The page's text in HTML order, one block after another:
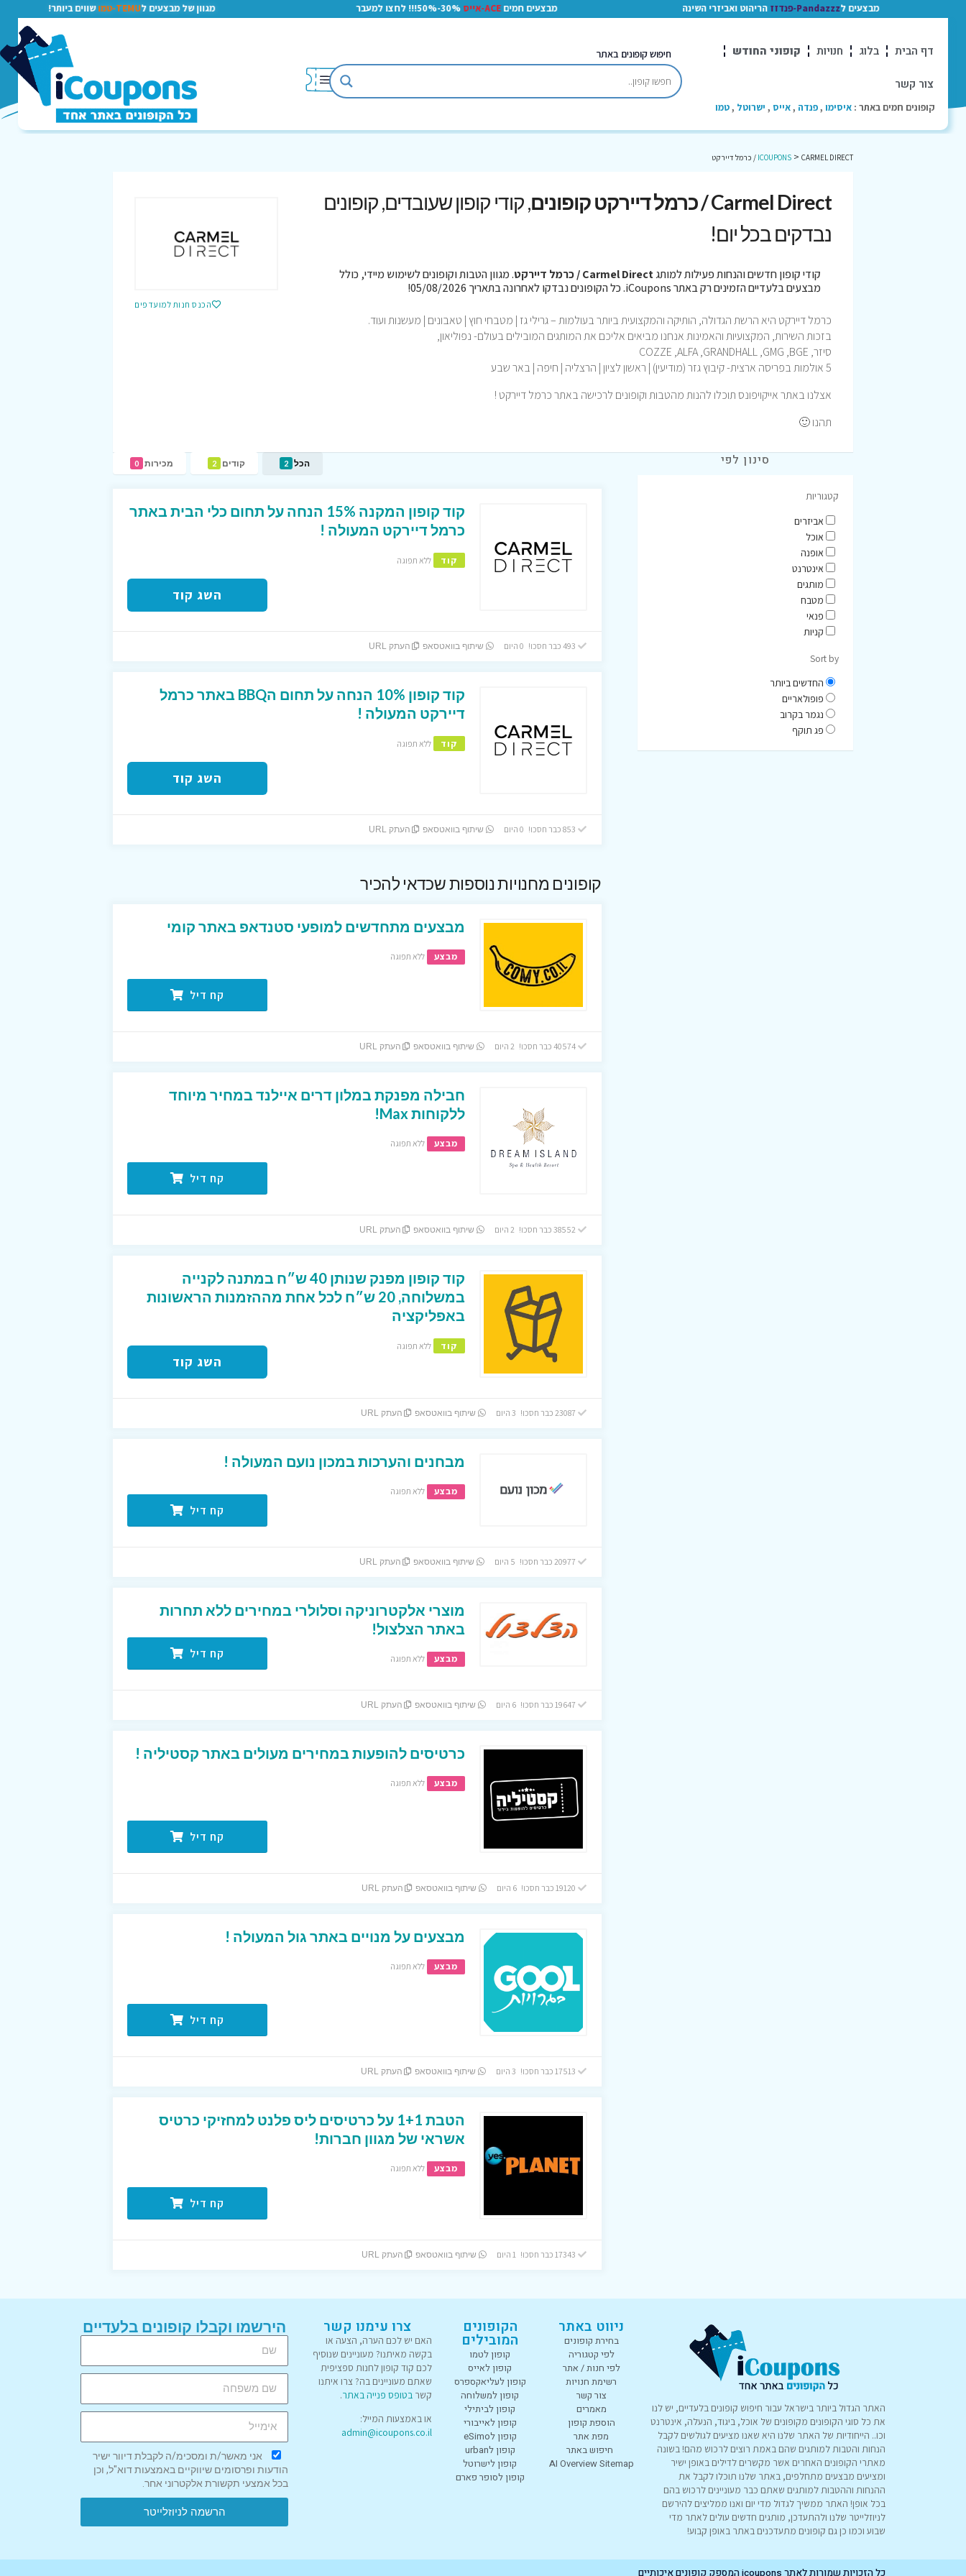
מבצעים לPandazzz-פנדזז הריהוט ואביזרי השינה מבצעים חמיםACE-אייס 30%-50%!!! לחצו למעבר מגוון של מבצעים לTEMU-טמו שווים ביותר!
דף הבית בלוג חנויות קופוני החודש
צור קשר
קופונים חמים באתר : איסימו ,פנדה ,אייס , ישרוטל ,טמו
חיפוש קופונים באתר
ICOUPONS > CARMEL DIRECT / כרמל דיירקט
הכנס חנות למועדפים
Carmel Direct / כרמל דיירקט קופונים
, קודי קופון שעובדים, קופונים
נבדקים בכל יום!
קודי קופון חדשים והנחות פעילות למותגCarmel Direct / כרמל דיירקט
. מגוון הטבות וקופונים לשימוש מיידי, כולל
מבצעים בלעדיים הזמינים רק באתר iCoupons. כל הקופונים נבדקו לאחרונה בתאריך 05/08/2026!
כרמל דיירקט היא הרשת הגדולה, הותיקה והמקצועית ביותר בעולמות – גרילי גז | מטבחי חוץ | טאבונים | מעשנות ועוד.
בזכות השירות, המקצועיות והאמינות אנחנו מביאים אליכם את המותגים המובילים בעולם- נפוליאון,
סיזר, BGE
,
GMG
,
GRANDHALL
,
ALFA
,
COZZE
5 אולמות בפריסה ארצית- קיבוץ גזר (מודיעין) | ראשון לציון | הרצליה | חיפה | באר שבע
אצלנו באתר אייקויפונס תוכלו להנות מהטבות וקופונים לרכישה באתר כרמל דיירקט !
תהנו 🙂
הכל 2 קודים 2 מכירות 0
קוד קופון המקנה 15% הנחה על תחום כלי הבית באתר
כרמל דיירקט המעולה !
קוד ללא תפוגה
השג קוד
שיתוף בוואטסאפ העתק URL
קוד קופון 10% הנחה על תחום הBBQ באתר כרמל
דיירקט המעולה !
קוד ללא תפוגה
השג קוד
שיתוף בוואטסאפ העתק URL
קופונים מחנויות נוספות שכדאי להכיר
מבצעים מתחדשים למופעי סטנדאפ באתר קומי
מבצע ללא תפוגה
קח דיל
40574 כבר חסכו! 2 היום שיתוף בוואטסאפ העתק URL
חבילה מפנקת במלון דרים איילנד במחיר מיוחד
ללקוחות Max!
מבצע ללא תפוגה
קח דיל
38552 כבר חסכו! 2 היום שיתוף בוואטסאפ העתק URL
קוד קופון מפנק שנותן 40 ש״ח במתנה לקנייה
במשלוחה, 20 ש״ח לכל אחת מההזמנות הראשונות
באפליקציה
קוד ללא תפוגה
השג קוד
שיתוף בוואטסאפ העתק URL
מבחנים והערכות במכון נועם המעולה !
מבצע ללא תפוגה
קח דיל
שיתוף בוואטסאפ העתק URL
מוצרי אלקטרוניקה וסלולרי במחירים ללא תחרות
באתר הצלצול!
מבצע ללא תפוגה קח דיל
שיתוף בוואטסאפ העתק URL
כרטיסים להופעות במחירים מעולים באתר קסטיליה !
מבצע ללא תפוגה
קח דיל
שיתוף בוואטסאפ העתק URL
מבצעים על מנויים באתר גול המעולה !
מבצע ללא תפוגה
קח דיל
שיתוף בוואטסאפ העתק URL
הטבת 1+1 על כרטיסים ליס פלנט למחזיקי כרטיס
אשראי של מגוון חברות!
מבצע ללא תפוגה
קח דיל
שיתוף בוואטסאפ העתק URL
סינון לפי
קטגוריות
אביזרים
אוכל
אופנה
אינטרנט
מותגים
מטבח
פנאי
קניות
Sort by
החדשים ביותר
פופולאריים
נגמר בקרוב
פג תוקף
האתר הגדול ביותר בישראל עבור חיפוש קופונים בלעדיים, יש לנו
את כל סוגי הקופונים מקופונים של אוכל, ביגוד, הנעלה, אינטרנט
וכו.. הייחודיות של האתר שלנו היא שאנו מציעים לגולשים לקבל
הנחות והטבות למותגים שהם באמת רוצים לרכוש מהם! בשונה
מאתרי הקופונים האחרים אשר מקשרים לדילים באופן ישיר
ומציעים מבצעים מתחלפים, באתר שלנו תוכלו לקבל את
ההנחות וההטבות למותגים שאתם כבר מעוניינים לרכוש בהם
בכל אופן! האתר ממשיך לגדול מדי יום ואנו ממליצים להירשם
לניוזלייטר שלנו ולהתעדכן, מותגים חדשים עולים לאתר מדי
שבוע וכמו כן גם קופונים מתעדכנים באתר באופן קבוע!
ניווט באתר
בחירת קופונים
לפי קטגוריה
לפי חנות / אתר
רשימת חנויות
צור קשר
מאמרים
הוספת קופון
מפת אתר
חיפוש באתר
AI Overview Sitemap
הקופונים
המובילים
קופון לטמו
קופון לאייס
קופון לעליאקספרס
קופון למשלוחה
קופון לביתילי
קופון לאייבורי
קופון לeSimo
קופון לurban
קופון לישרוטל
קופון לסופר פארם
צרו עימנו קשר
האם יש לכם הערה, הצעה או
בקשה מאיתנו? מעוניינים שנוסיף
לכם קוד קופון לחנות ספציפית
שאתם מעוניינים בה? צרו איתנו
קשר בטופס פנייה באתר.
או באמצעות המייל:
admin@icoupons.co.il
הירשמו וקבלו קופונים בלעדיים
אני מאשר/ת ומסכימ/ה לקבלת דיוור ישיר
הודעות ופרסומים שיווקיים באמצעות דוא"ל, וכן
בכל אמצעי תקשורת אלקטרוני אחר.
הרשמה לניוזלייטר